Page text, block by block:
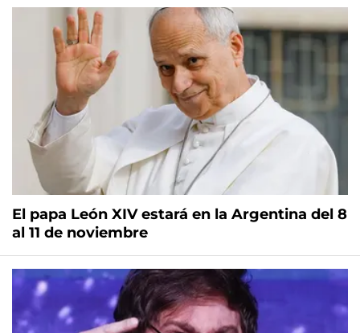
El papa León XIV estará en la Argentina del 8
al 11 de noviembre